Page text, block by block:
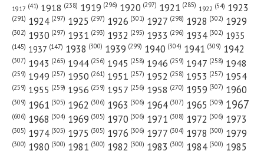
1917 (41) 1918 (238) 1919 (296) 1920 (297) 1921 (285) 1922 (54) 1923
(291) 1924 (297) 1925 (297) 1926 (301) 1927 (298) 1928 (302) 1929
(302) 1930 (297) 1931 (293) 1932 (295) 1933 (296) 1934 (302) 1935
(145) 1937 (147) 1938 (300) 1939 (299) 1940 (304) 1941 (309) 1942
(307) 1943 (265) 1944 (256) 1945 (258) 1946 (259) 1947 (258) 1948
(259) 1949 (257) 1950 (261) 1951 (257) 1952 (258) 1953 (257) 1954
(259) 1955 (259) 1956 (259) 1957 (256) 1958 (270) 1959 (307) 1960
(309) 1961 (305) 1962 (306) 1963 (306) 1964 (307) 1965 (309) 1967
(606) 1968 (304) 1969 (305) 1970 (306) 1971 (308) 1972 (306) 1973
(305) 1974 (305) 1975 (305) 1976 (306) 1977 (304) 1978 (300) 1979
(300) 1980 (300) 1981 (300) 1982 (300) 1983 (300) 1984 (300) 1985